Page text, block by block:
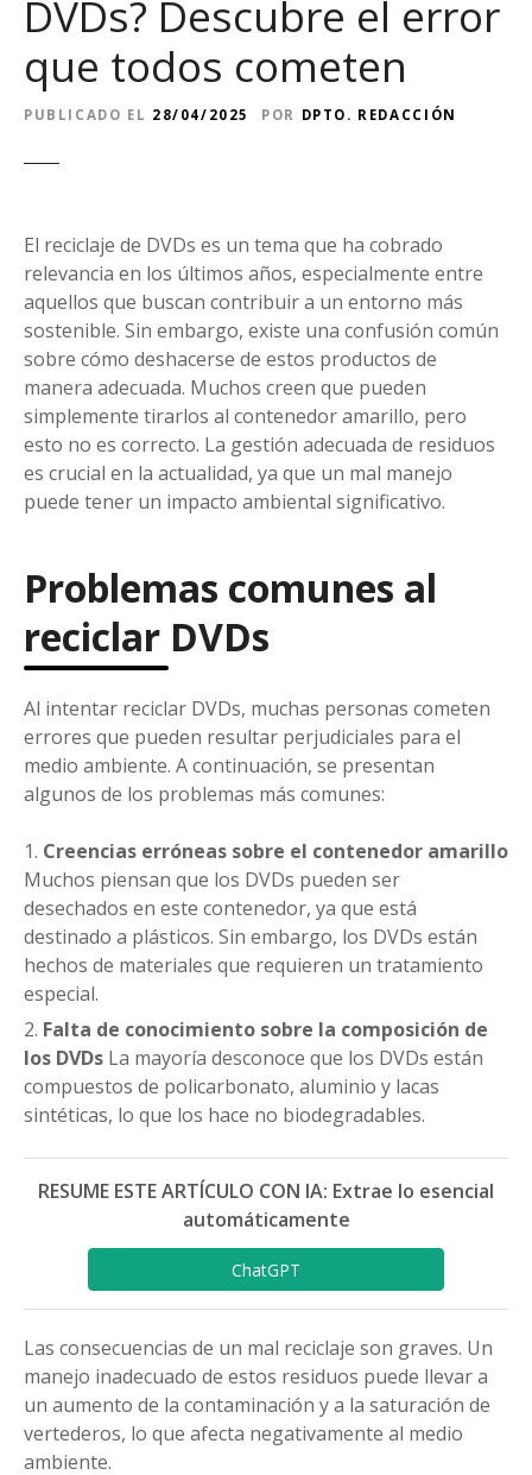
DVDs? Descubre el error
que todos cometen
PUBLICADO EL 28/04/2025 POR DPTO. REDACCIÓN
El reciclaje de DVDs es un tema que ha cobrado
relevancia en los últimos años, especialmente entre
aquellos que buscan contribuir a un entorno más
sostenible. Sin embargo, existe una confusión común
sobre cómo deshacerse de estos productos de
manera adecuada. Muchos creen que pueden
simplemente tirarlos al contenedor amarillo, pero
esto no es correcto. La gestión adecuada de residuos
es crucial en la actualidad, ya que un mal manejo
puede tener un impacto ambiental significativo.
Problemas comunes al
reciclar DVDs
Al intentar reciclar DVDs, muchas personas cometen
errores que pueden resultar perjudiciales para el
medio ambiente. A continuación, se presentan
algunos de los problemas más comunes:
Creencias erróneas sobre el contenedor amarillo
Muchos piensan que los DVDs pueden ser
desechados en este contenedor, ya que está
destinado a plásticos. Sin embargo, los DVDs están
hechos de materiales que requieren un tratamiento
especial.
Falta de conocimiento sobre la composición de
los DVDs La mayoría desconoce que los DVDs están
compuestos de policarbonato, aluminio y lacas
sintéticas, lo que los hace no biodegradables.
RESUME ESTE ARTÍCULO CON IA: Extrae lo esencial
automáticamente
ChatGPT
Las consecuencias de un mal reciclaje son graves. Un
manejo inadecuado de estos residuos puede llevar a
un aumento de la contaminación y a la saturación de
vertederos, lo que afecta negativamente al medio
ambiente.